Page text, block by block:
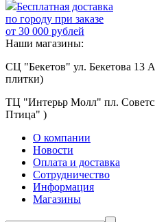
Бесплатная доставка
по городу при заказе
от 30 000 рублей
Наши магазины:
СЦ "Бекетов" ул. Бекетова 13
плитки)
ТЦ "Интерьр Молл" пл.
Птица" )
О компании
Новости
Оплата и доставка
Сотрудничество
Информация
Магазины